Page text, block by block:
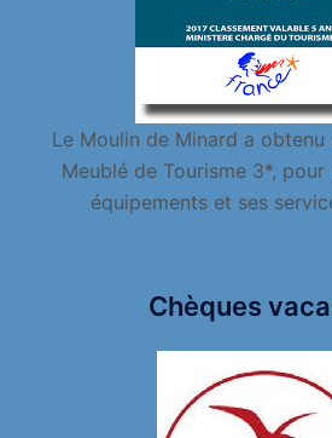
Le Moulin de Minard a obtenu
Meublé de Tourisme 3*,
équipements et ses
Chèques